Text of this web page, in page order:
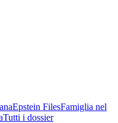
Epstein FilesFamiglia nel
Tutti i dossier